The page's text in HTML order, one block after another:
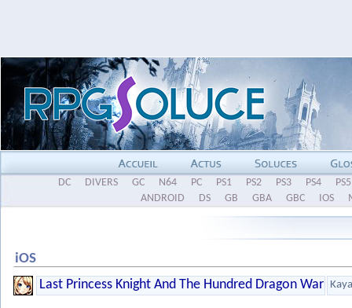
DC DIVERS GC N64 PC PS1 PS2 PS3 PS4
PS5
ANDROID
DS GB GBA GBC IOS
iOS
Last Princess Knight And The Hundred Dragon War